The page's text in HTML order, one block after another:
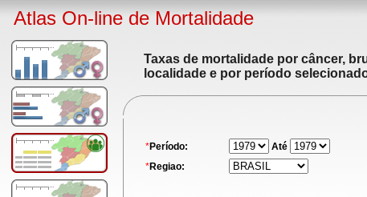
Atlas On-line de Mortalidade
Taxas de mortalidade por câncer,
localidade e por período
*Período:
Até
*Regiao: